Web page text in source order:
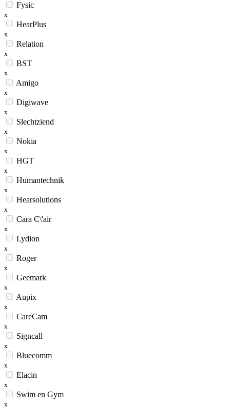
Fysic
x
HearPlus
x
Relation
x
BST
x
Amigo
x
Digiwave
x
Slechtziend
x
Nokia
x
HGT
x
Humantechnik
x
Hearsolutions
x
Cara C\'air
x
Lydion
x
Roger
x
Geemark
x
Aupix
x
CareCam
x
Signcall
x
Bluecomm
x
Elacin
x
Swim en Gym
x